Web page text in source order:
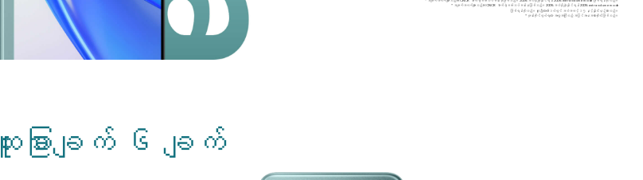
* အချက်အလက်များသည် HONOR ဓာတ်ခွဲစမ်းသပ်ခန်းမှဖြစ်သည်။ 200% အသံပိုချဲ့နိုင်ရန် 200% extra volume mode
ဖြစ်ရန်လိုသည်။ တူညီသောမော်ဒယ်တွင် အသံအဆင့် ၁၅ နှင့်နှိုင်းယှဉ်ထားသည်။
* ဖုန်းကိုင်တွယ်ရသော အတွေ့အကြုံသည် အပြင်အနေအထားတိုင်းဖြစ်သည်။
ထူးခြားချက် ၆ ချက်